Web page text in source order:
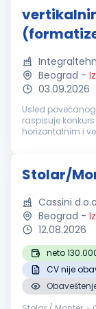
Beograd -
03.09.2026
Usled
raspisuje
horizontalnim i
Stolar/
Cassini
Beograd -
12.08.2026
neto
CV nije